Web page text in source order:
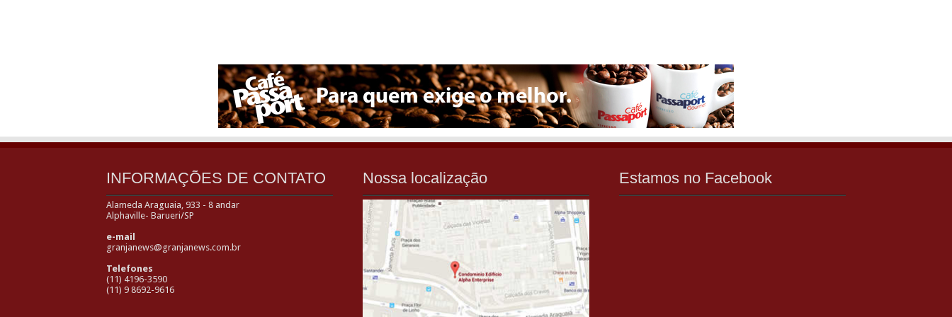
INFORMAÇÕES DE CONTATO
Alameda Araguaia, 933 - 8 andar
Alphaville- Barueri/SP
e-mail
granjanews@granjanews.com.br
Telefones
(11) 4196-3590
(11) 9 8692-9616
Nossa localização Estamos no Facebook